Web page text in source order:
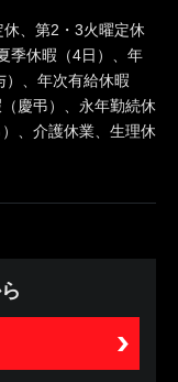
休、第2・3火曜定休
季休暇（4日）、年
、年次有給休暇
慶弔）、永年勤続休
、介護休業、生理休